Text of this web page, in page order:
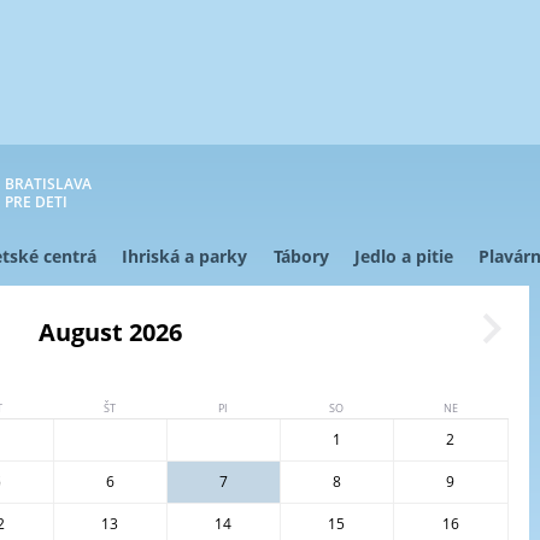
BRATISLAVA
PRE DETI
centrá Ihriská a parky Tábory Jedlo a pitie
August 2026
ŠT PI SO NE
1 2
6 7 8 9
13 14 15 16